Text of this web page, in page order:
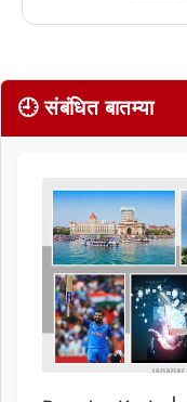
🕘 संबंधित बातम्या